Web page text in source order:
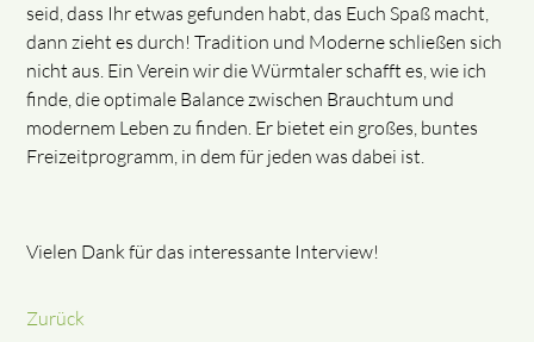
seid, dass Ihr etwas gefunden habt, das Euch Spaß macht,
dann zieht es durch! Tradition und Moderne schließen sich
nicht aus. Ein Verein wir die Würmtaler schafft es, wie ich
finde, die optimale Balance zwischen Brauchtum und
modernem Leben zu finden. Er bietet ein großes, buntes
Freizeitprogramm, in dem für jeden was dabei ist.
Vielen Dank für das interessante Interview!
Zurück